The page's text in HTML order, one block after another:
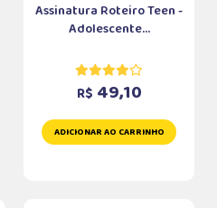
Assinatura Roteiro Teen -
Adolescente...
R$ 49,10
ADICIONAR AO CARRINHO